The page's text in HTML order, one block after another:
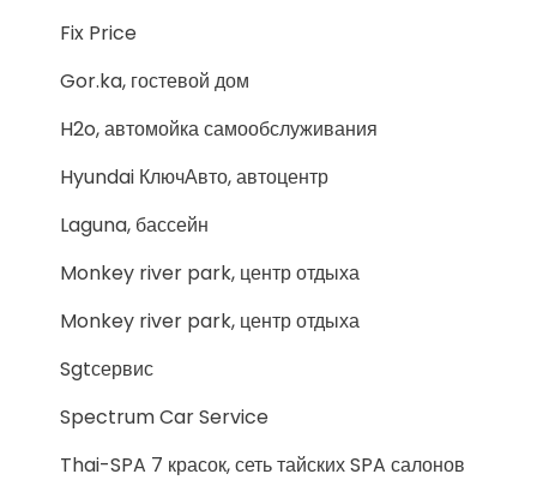
Fix Price
Gor.ka, гостевой дом
H2o, автомойка самообслуживания
Hyundai КлючАвто, автоцентр
Laguna, бассейн
Monkey river park, центр отдыха
Monkey river park, центр отдыха
Sgtсервис
Spectrum Car Service
Thai-SPA 7 красок, сеть тайских SPA салонов